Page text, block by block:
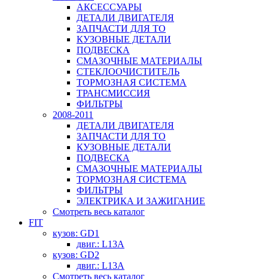
АКСЕССУАРЫ
ДЕТАЛИ ДВИГАТЕЛЯ
ЗАПЧАСТИ ДЛЯ ТО
КУЗОВНЫЕ ДЕТАЛИ
ПОДВЕСКА
СМАЗОЧНЫЕ МАТЕРИАЛЫ
СТЕКЛООЧИСТИТЕЛЬ
ТОРМОЗНАЯ СИСТЕМА
ТРАНСМИССИЯ
ФИЛЬТРЫ
2008-2011
ДЕТАЛИ ДВИГАТЕЛЯ
ЗАПЧАСТИ ДЛЯ ТО
КУЗОВНЫЕ ДЕТАЛИ
ПОДВЕСКА
СМАЗОЧНЫЕ МАТЕРИАЛЫ
ТОРМОЗНАЯ СИСТЕМА
ФИЛЬТРЫ
ЭЛЕКТРИКА И ЗАЖИГАНИЕ
Смотреть весь каталог
FIT
кузов: GD1
двиг.: L13A
кузов: GD2
двиг.: L13A
Смотреть весь каталог